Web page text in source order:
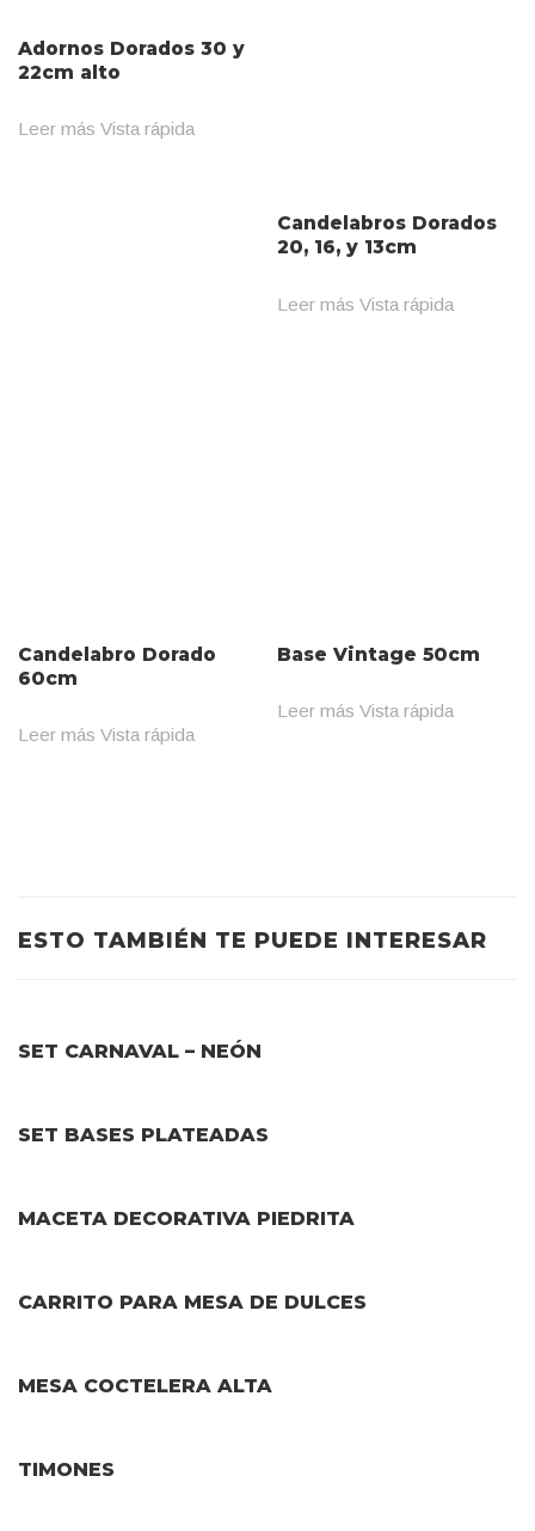
Adornos Dorados 30 y
22cm alto
Leer más Vista rápida
Candelabros Dorados
20, 16, y 13cm
Leer más Vista rápida
Candelabro Dorado
60cm
Leer más Vista rápida
Base Vintage 50cm
Leer más Vista rápida
ESTO TAMBIÉN TE PUEDE INTERESAR
SET CARNAVAL – NEÓN
SET BASES PLATEADAS
MACETA DECORATIVA PIEDRITA
CARRITO PARA MESA DE DULCES
MESA COCTELERA ALTA
TIMONES